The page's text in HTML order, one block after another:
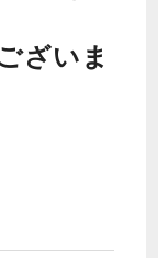
ざいま